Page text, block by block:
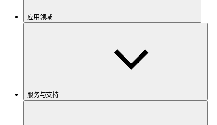
应用领域
服务与支持